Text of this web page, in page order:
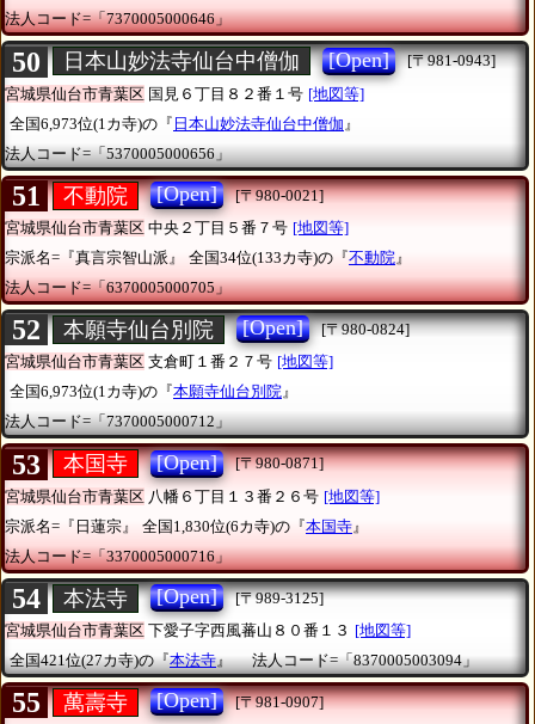
法人コード=「7370005000646」
50 日本山妙法寺仙台中僧伽 [Open]
[〒981-0943]
宮城県仙台市青葉区 国見６丁目８２番１号 [地図等]
全国6,973位(1カ寺)の『 日本山妙法寺仙台中僧伽 』
法人コード=「5370005000656」
51 不動院 [Open]
[〒980-0021]
宮城県仙台市青葉区 中央２丁目５番７号 [地図等]
宗派名=『真言宗智山派』
全国34位(133カ寺)の『不動院』
法人コード=「6370005000705」
52 本願寺仙台別院 [Open]
[〒980-0824]
宮城県仙台市青葉区 支倉町１番２７号 [地図等]
全国6,973位(1カ寺)の『本願寺仙台別院』
法人コード=「7370005000712」
53 本国寺 [Open]
[〒980-0871]
宮城県仙台市青葉区 八幡６丁目１３番２６号 [地図等]
宗派名=『日蓮宗』
全国1,830位(6カ寺)の『本国寺 』
法人コード=「3370005000716」
54 本法寺 [Open]
[〒989-3125]
宮城県仙台市青葉区 下愛子字西風蕃山８０番１３ [地図等]
全国421位(27カ寺)の『本法寺』 法人コード=「8370005003094」
55 萬壽寺 [Open]
[〒981-0907]